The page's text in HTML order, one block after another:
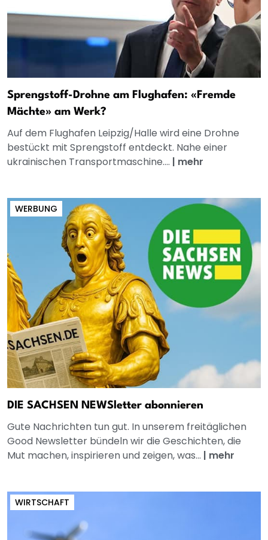
Sprengstoff-Drohne am Flughafen: «Fremde
Mächte» am Werk?
Auf dem Flughafen Leipzig/Halle wird eine Drohne
bestückt mit Sprengstoff entdeckt. Nahe einer
ukrainischen Transportmaschine.... | mehr
WERBUNG
DIE SACHSEN NEWSletter abonnieren
Gute Nachrichten tun gut. In unserem freitäglichen
Good Newsletter bündeln wir die Geschichten, die
Mut machen, inspirieren und zeigen, was... | mehr
WIRTSCHAFT